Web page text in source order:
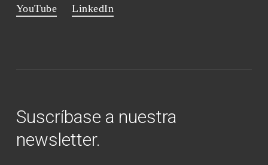
YouTube
LinkedIn
Suscríbase a nuestra
newsletter.